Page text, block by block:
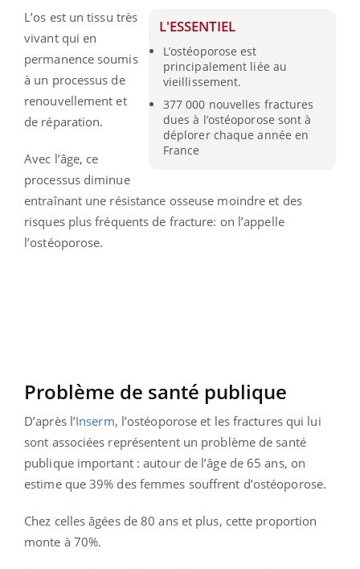
L'ESSENTIEL
L’ostéoporose est
principalement liée au
vieillissement.
377 000 nouvelles fractures
dues à l’ostéoporose sont à
déplorer chaque année en
France
L’os est un tissu très
vivant qui en
permanence soumis
à un processus de
renouvellement et
de réparation.
Avec l’âge, ce
processus diminue
entraînant une résistance osseuse moindre et des
risques plus fréquents de fracture: on l’appelle
l’ostéoporose.
Problème de santé publique
D’après l’Inserm, l’ostéoporose et les fractures qui lui
sont associées représentent un problème de santé
publique important : autour de l’âge de 65 ans, on
estime que 39% des femmes souffrent d’ostéoporose.
Chez celles âgées de 80 ans et plus, cette proportion
monte à 70%.